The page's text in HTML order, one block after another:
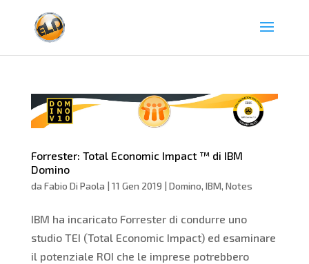
Forrester: Total Economic Impact ™ di IBM
Domino
da Fabio Di Paola | 11 Gen 2019 | Domino, IBM, Notes
IBM ha incaricato Forrester di condurre uno
studio TEI (Total Economic Impact) ed esaminare
il potenziale ROI che le imprese potrebbero